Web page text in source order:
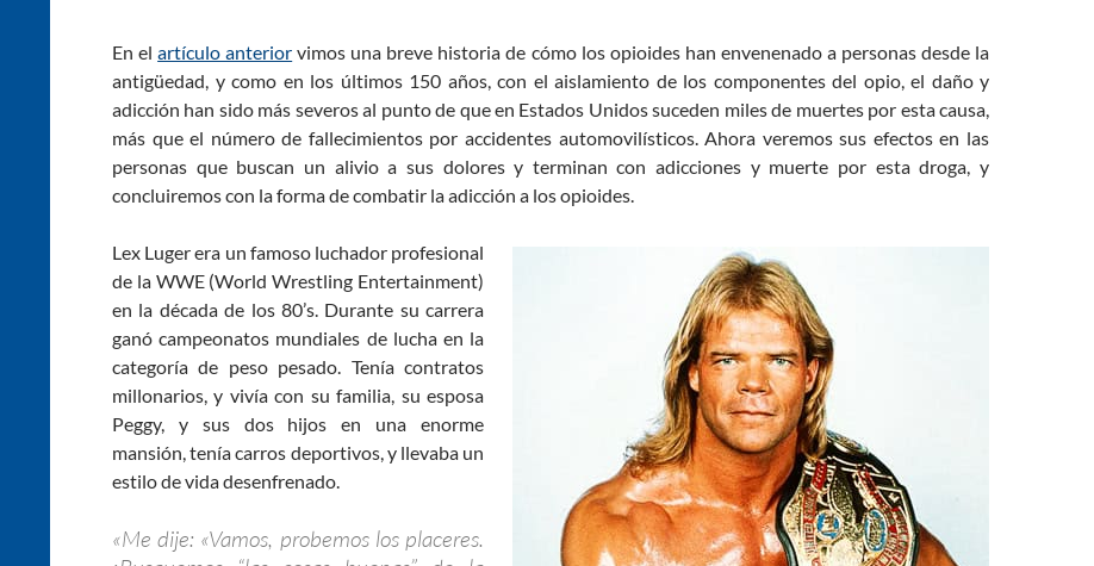
En elartículo anterior vimos una breve historia de cómo los opioides han envenenado a personas desde la
antigüedad, y como en los últimos 150 años, con el aislamiento de los componentes del opio, el daño y
adicción han sido más severos al punto de que en Estados Unidos suceden miles de muertes por esta causa,
más que el número de fallecimientos por accidentes automovilísticos. Ahora veremos sus efectos en las
personas que buscan un alivio a sus dolores y terminan con adicciones y muerte por esta droga, y
concluiremos con la forma de combatir la adicción a los opioides.
Lex Luger era un famoso luchador profesional
de la WWE (World Wrestling Entertainment)
en la década de los 80’s. Durante su carrera
ganó campeonatos mundiales de lucha en la
categoría de peso pesado. Tenía contratos
millonarios, y vivía con su familia, su esposa
Peggy, y sus dos hijos en una enorme
mansión, tenía carros deportivos, y llevaba un
estilo de vida desenfrenado.
«Me dije: «Vamos, probemos los placeres.